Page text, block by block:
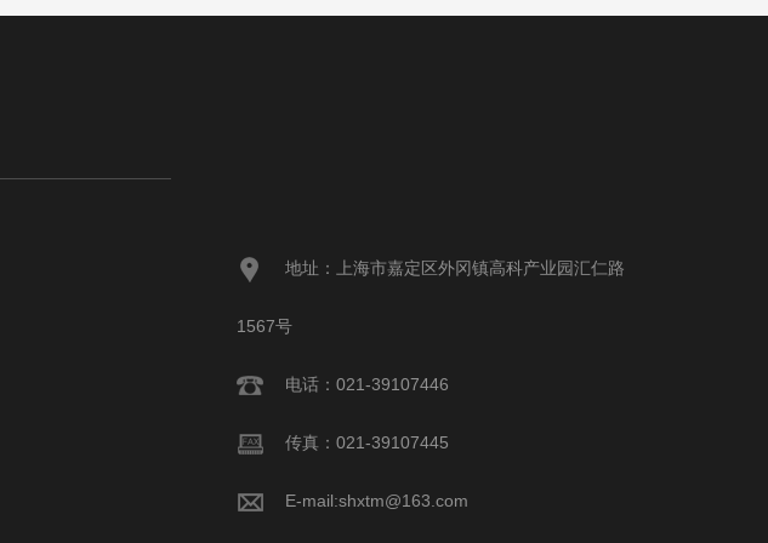
地址：上海市嘉定区外冈镇高科产业园汇仁路
1567号
电话：021-39107446
传真：021-39107445
E-mail:shxtm@163.com